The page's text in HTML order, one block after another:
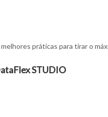
práticas para tirar o
STUDIO